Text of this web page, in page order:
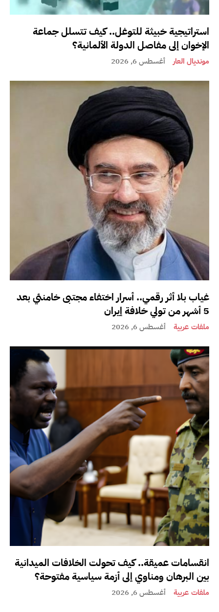
استراتيجية خبيثة للتوغل.. كيف تتسلل جماعة
الإخوان إلى مفاصل الدولة الألمانية؟
مونديال العار أغسطس 6, 2026
غياب بلا أثر رقمي.. أسرار اختفاء مجتبى خامنئي بعد
5 أشهر من تولي خلافة إيران
ملفات عربية أغسطس 6, 2026
انقسامات عميقة.. كيف تحولت الخلافات الميدانية
بين البرهان ومناوي إلى أزمة سياسية مفتوحة؟
ملفات عربية أغسطس 6, 2026